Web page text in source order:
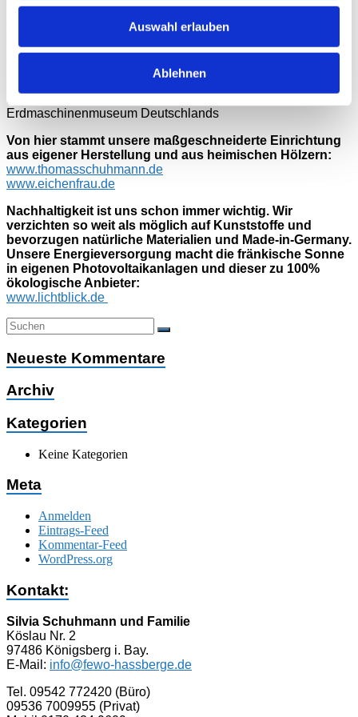
Auswahl erlauben
Ablehnen
32 km, heimische Wildtiere, Greifvögel
www.maerchenwald-sambachshof.dein Bad Königshofen,
www.tiergarten.nuernberg.dein Nürnberg, ca. 100 km
hauptsächlich Autobahn, schöner Landschafts-Tierpark
Erdmaschinenmuseum Deutschlands
Von hier stammt unsere maßgeschneiderte Einrichtung
aus eigener Herstellung und aus heimischen Hölzern:
www.thomasschuhmann.de
www.eichenfrau.de
Nachhaltigkeit ist uns schon immer wichtig. Wir
verzichten so weit als möglich auf Kunststoffe und
bevorzugen natürliche Materialien und Made-in-Germany.
Unsere Energieversorgung macht die fränkische Sonne
in eigenen Photovoltaikanlagen und dieser zu 100%
ökologische Anbieter:
www.lichtblick.de
Neueste Kommentare
Archiv
Kategorien
Keine Kategorien
Meta
Anmelden
Eintrags-Feed
Kommentar-Feed
WordPress.org
Kontakt:
Silvia Schuhmann und Familie
Köslau Nr. 2
97486 Königsberg i. Bay.
E-Mail: info@fewo-hassberge.de
Tel. 09542 772420 (Büro)
09536 7009955 (Privat)